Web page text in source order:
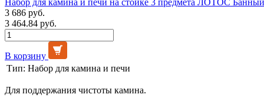
3 686 руб.
3 464.84 руб.
В корзину
Тип: Набор для камина и печи
Для поддержания чистоты камина.